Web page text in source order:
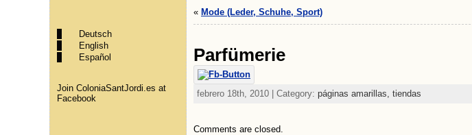
Deutsch
English
Español
Join ColoniaSantJordi.es at
Facebook
« Mode (Leder, Schuhe, Sport)
Parfümerie
febrero 18th, 2010 | Category: páginas amarillas, tiendas
Comments are closed.